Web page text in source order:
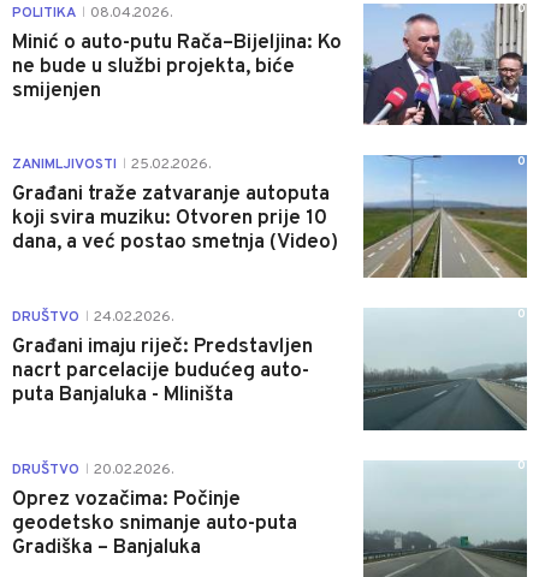
POLITIKA 08.04.2026.
Minić o auto-putu Rača–Bijeljina: Ko
ne bude u službi projekta, biće
smijenjen
0
ZANIMLJIVOSTI 25.02.2026.
Građani traže zatvaranje autoputa
koji svira muziku: Otvoren prije 10
dana, a već postao smetnja (Video)
0
DRUŠTVO 24.02.2026.
Građani imaju riječ: Predstavljen
nacrt parcelacije budućeg auto-
puta Banjaluka - Mliništa
0
DRUŠTVO 20.02.2026.
Oprez vozačima: Počinje
geodetsko snimanje auto-puta
Gradiška – Banjaluka
0